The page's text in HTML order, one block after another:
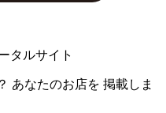
タルサイト
あなたのお店を 掲載しま